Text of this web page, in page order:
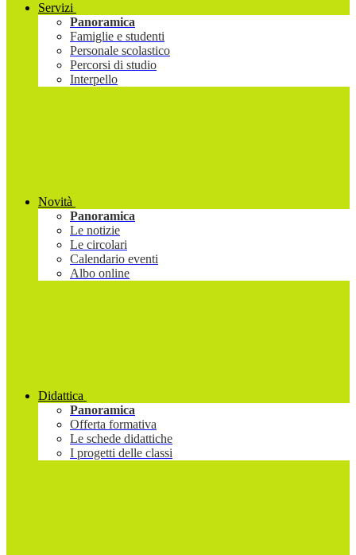
Servizi
Panoramica
Famiglie e studenti
Personale scolastico
Percorsi di studio
Interpello
Novità
Panoramica
Le notizie
Le circolari
Calendario eventi
Albo online
Didattica
Panoramica
Offerta formativa
Le schede didattiche
I progetti delle classi